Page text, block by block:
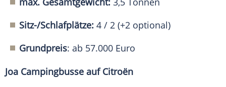
Sitz-/Schlafplätze: 4 / 2 (+2 optional)
Grundpreis: ab 57.000 Euro
Joa Campingbusse auf Citroën